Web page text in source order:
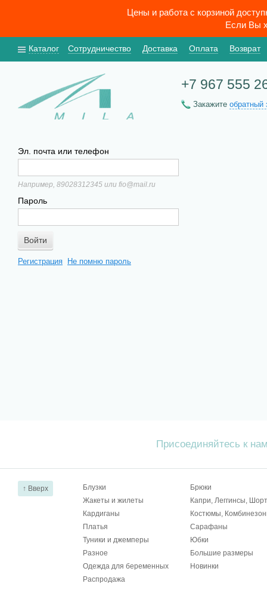
Цены и работа с корзиной
Если Вы
Каталог Сотрудничество Доставка Оплата Возврат
+7 967 555
Закажите обратный
Эл. почта или телефон
Например, 89028312345 или fio@mail.ru
Пароль
Регистрация Не помню пароль
Присоединяйтесь к
↑ Вверх Блузки
Брюки
Жакеты и жилеты
Капри, Леггинсы,
Кардиганы
Костюмы,
Платья
Сарафаны
Туники и джемперы
Юбки
Разное
Большие размеры
Одежда для беременных
Новинки
Распродажа